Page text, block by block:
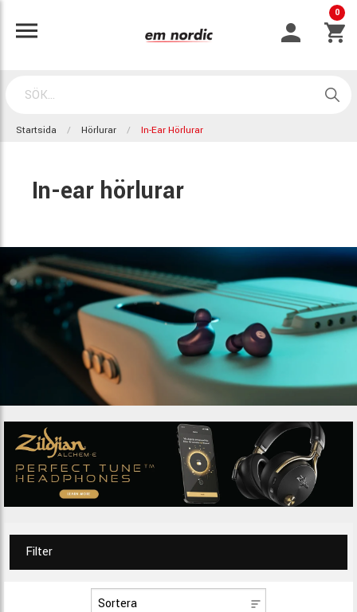
0
Startsida Hörlurar In-Ear Hörlurar
In-ear hörlurar
Filter